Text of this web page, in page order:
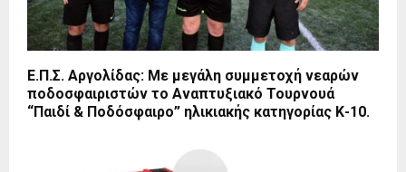
Ε.Π.Σ. Αργολίδας: Με μεγάλη συμμετοχή νεαρών
ποδοσφαιριστών το Αναπτυξιακό Τουρνουά
“Παιδί & Ποδόσφαιρο” ηλικιακής κατηγορίας Κ-10.